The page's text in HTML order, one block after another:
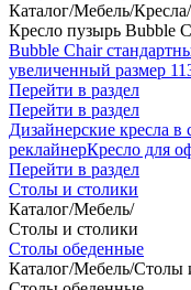
Каталог/Мебель/Кресла/
Кресло пузырь Bubble
Bubble Chair
увеличенный размер
Перейти в раздел
Перейти в раздел
Дизайнерские кресла
реклайнерКресло для
Перейти в раздел
Столы и столики
Каталог/Мебель/
Столы и столики
Столы обеденные
Каталог/Мебель/Столы